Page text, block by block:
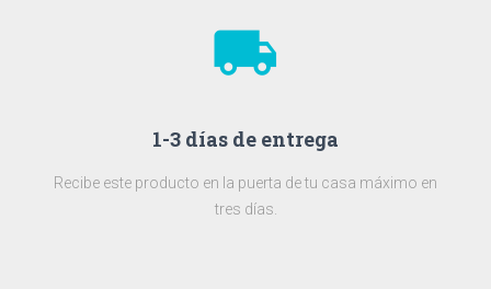
local_shipping
1-3 días de entrega
Recibe este producto en la puerta de tu casa máximo en
tres días.